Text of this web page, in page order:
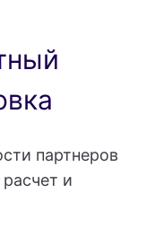
партнеров
и